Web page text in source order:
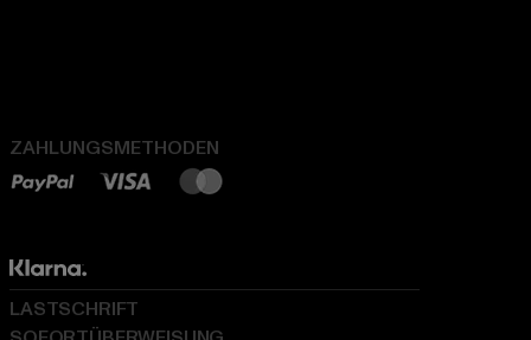
ZAHLUNGSMETHODEN
LASTSCHRIFT